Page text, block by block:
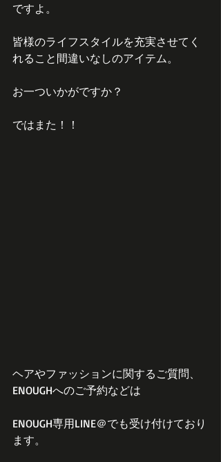
ですよ。
皆様のライフスタイルを充実させてく
れること間違いなしのアイテム。
お一ついかがですか？
ではまた！！
ヘアやファッションに関するご質問、
ENOUGHへのご予約などは
ENOUGH専用LINE＠でも受け付けており
ます。